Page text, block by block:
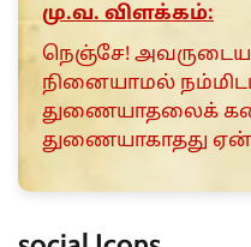
மு.வ. விளக்கம்:
நெஞ்சே!
நினையாமல்
துணையாதலைக்
துணையாகாதது